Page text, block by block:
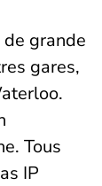
grande
gares,
Tous
IP